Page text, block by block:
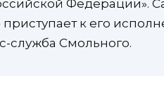
Федерации».
к его
служба Смольного.